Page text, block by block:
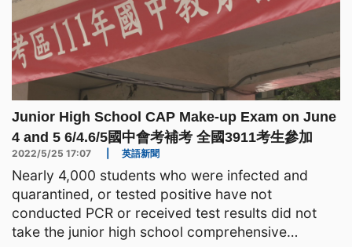
Junior High School CAP Make-up Exam on June
4 and 5 6/4.6/5國中會考補考 全國3911考生參加
2022/5/25 17:07 英語新聞
Nearly 4,000 students who were infected and
quarantined, or tested positive have not
conducted PCR or received test results did not
take the junior high school comprehensive